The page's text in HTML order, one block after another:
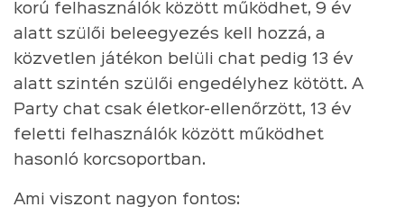
korú felhasználók között működhet, 9 év
alatt szülői beleegyezés kell hozzá, a
közvetlen játékon belüli chat pedig 13 év
alatt szintén szülői engedélyhez kötött. A
Party chat csak életkor-ellenőrzött, 13 év
feletti felhasználók között működhet
hasonló korcsoportban.
Ami viszont nagyon fontos: